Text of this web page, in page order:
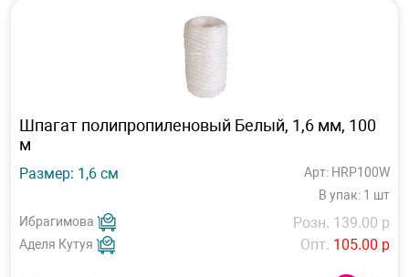
Шпагат полипропиленовый Белый, 1,6 мм, 100
м
Размер: 1,6 см
Арт: HRP100W
В упак: 1 шт
Ибрагимова
Аделя Кутуя
Розн. 139.00 р
Опт. 105.00 р